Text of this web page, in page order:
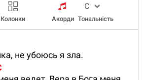
Колонки Акорди Тональність
не убоюсь я зла.